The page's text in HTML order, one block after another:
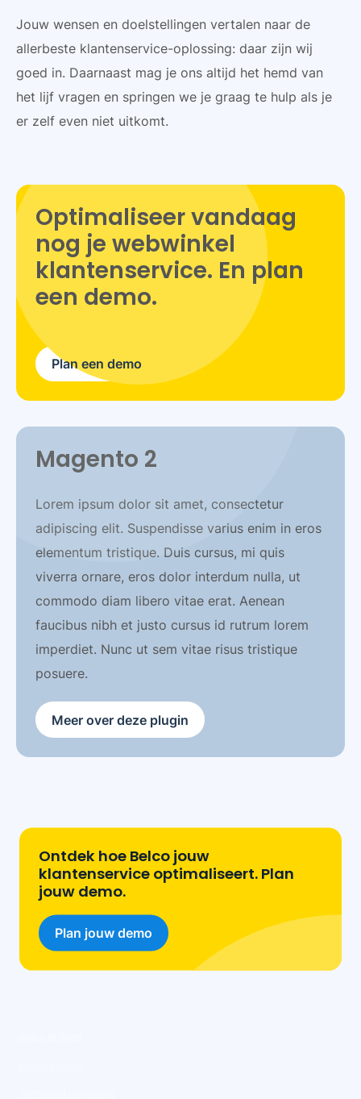
Jouw wensen en doelstellingen vertalen naar de
allerbeste klantenservice-oplossing: daar zijn wij
goed in. Daarnaast mag je ons altijd het hemd van
het lijf vragen en springen we je graag te hulp als je
er zelf even niet uitkomt.
Optimaliseer vandaag
nog je webwinkel
klantenservice. En plan
een demo.
Plan een demo
Magento 2
Lorem ipsum dolor sit amet, consectetur
adipiscing elit. Suspendisse varius enim in eros
elementum tristique. Duis cursus, mi quis
viverra ornare, eros dolor interdum nulla, ut
commodo diam libero vitae erat. Aenean
faucibus nibh et justo cursus id rutrum lorem
imperdiet. Nunc ut sem vitae risus tristique
posuere.
Meer over deze plugin
Ontdek hoe Belco jouw
klantenservice optimaliseert. Plan
jouw demo.
Plan jouw demo